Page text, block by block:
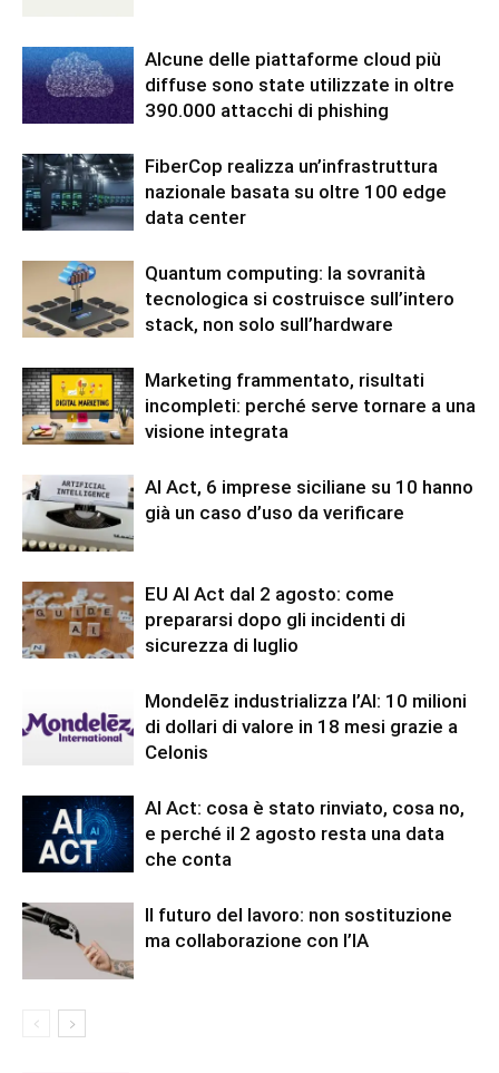
Alcune delle piattaforme cloud più
diffuse sono state utilizzate in oltre
390.000 attacchi di phishing
FiberCop realizza un’infrastruttura
nazionale basata su oltre 100 edge
data center
Quantum computing: la sovranità
tecnologica si costruisce sull’intero
stack, non solo sull’hardware
Marketing frammentato, risultati
incompleti: perché serve tornare a una
visione integrata
AI Act, 6 imprese siciliane su 10 hanno
già un caso d’uso da verificare
EU AI Act dal 2 agosto: come
prepararsi dopo gli incidenti di
sicurezza di luglio
Mondelēz industrializza l’AI: 10 milioni
di dollari di valore in 18 mesi grazie a
Celonis
AI Act: cosa è stato rinviato, cosa no,
e perché il 2 agosto resta una data
che conta
Il futuro del lavoro: non sostituzione
ma collaborazione con l’IA